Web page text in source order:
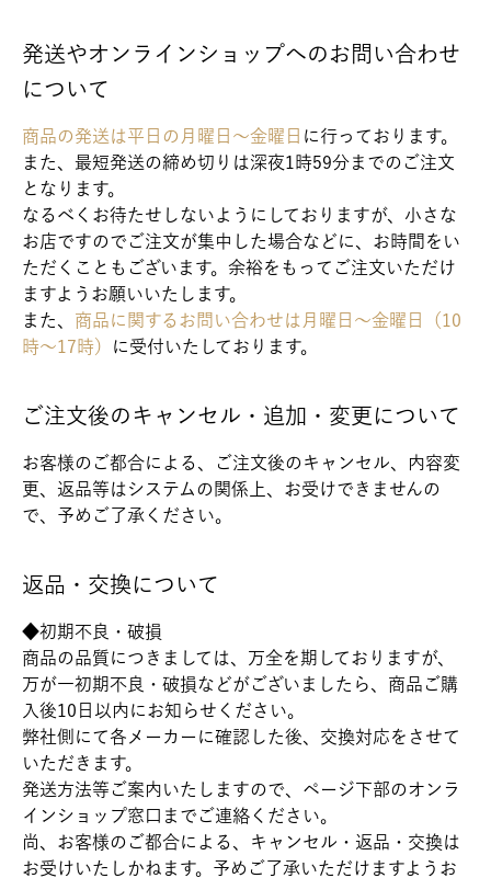
発送やオンラインショップへのお問い合わせ
について
商品の発送は平日の月曜日～金曜日 に行っております。
また、最短発送の締め切りは深夜1時59分までのご注文
となります。
なるべくお待たせしないようにしておりますが、小さな
お店ですのでご注文が集中した場合などに、お時間をい
ただくこともございます。余裕をもってご注文いただけ
ますようお願いいたします。
また、 商品に関するお問い合わせは月曜日～金曜日（10
時～17時）
に受付いたしております。
ご注文後のキャンセル・追加・変更について
お客様のご都合による、ご注文後のキャンセル、内容変
更、返品等はシステムの関係上、お受けできませんの
で、予めご了承ください。
返品・交換について
◆初期不良・破損
商品の品質につきましては、万全を期しておりますが、
万が一初期不良・破損などがございましたら、商品ご購
入後10日以内にお知らせください。
弊社側にて各メーカーに確認した後、交換対応をさせて
いただきます。
発送方法等ご案内いたしますので、ページ下部のオンラ
インショップ窓口までご連絡ください。
尚、お客様のご都合による、キャンセル・返品・交換は
お受けいたしかねます。予めご了承いただけますようお